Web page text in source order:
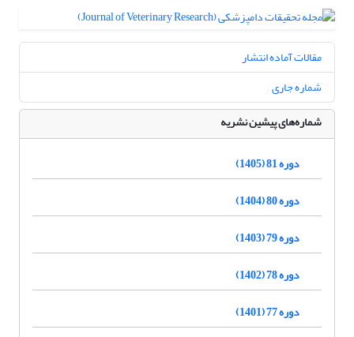
مقالات آماده انتشار
شماره جاری
شماره‌های پیشین نشریه
دوره 81 (1405)
دوره 80 (1404)
دوره 79 (1403)
دوره 78 (1402)
دوره 77 (1401)